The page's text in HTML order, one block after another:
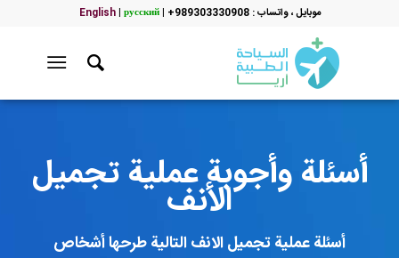
موبایل ، واتساب : 989303330908+ |
English| русский
أسئلة وأجوبة عملية تجميل
الأنف
أسئلة عملية تجميل الانف التالية طرحها أشخاص